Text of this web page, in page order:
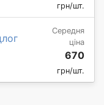
грн/шт.
Середня
ціна
670
грн/шт.